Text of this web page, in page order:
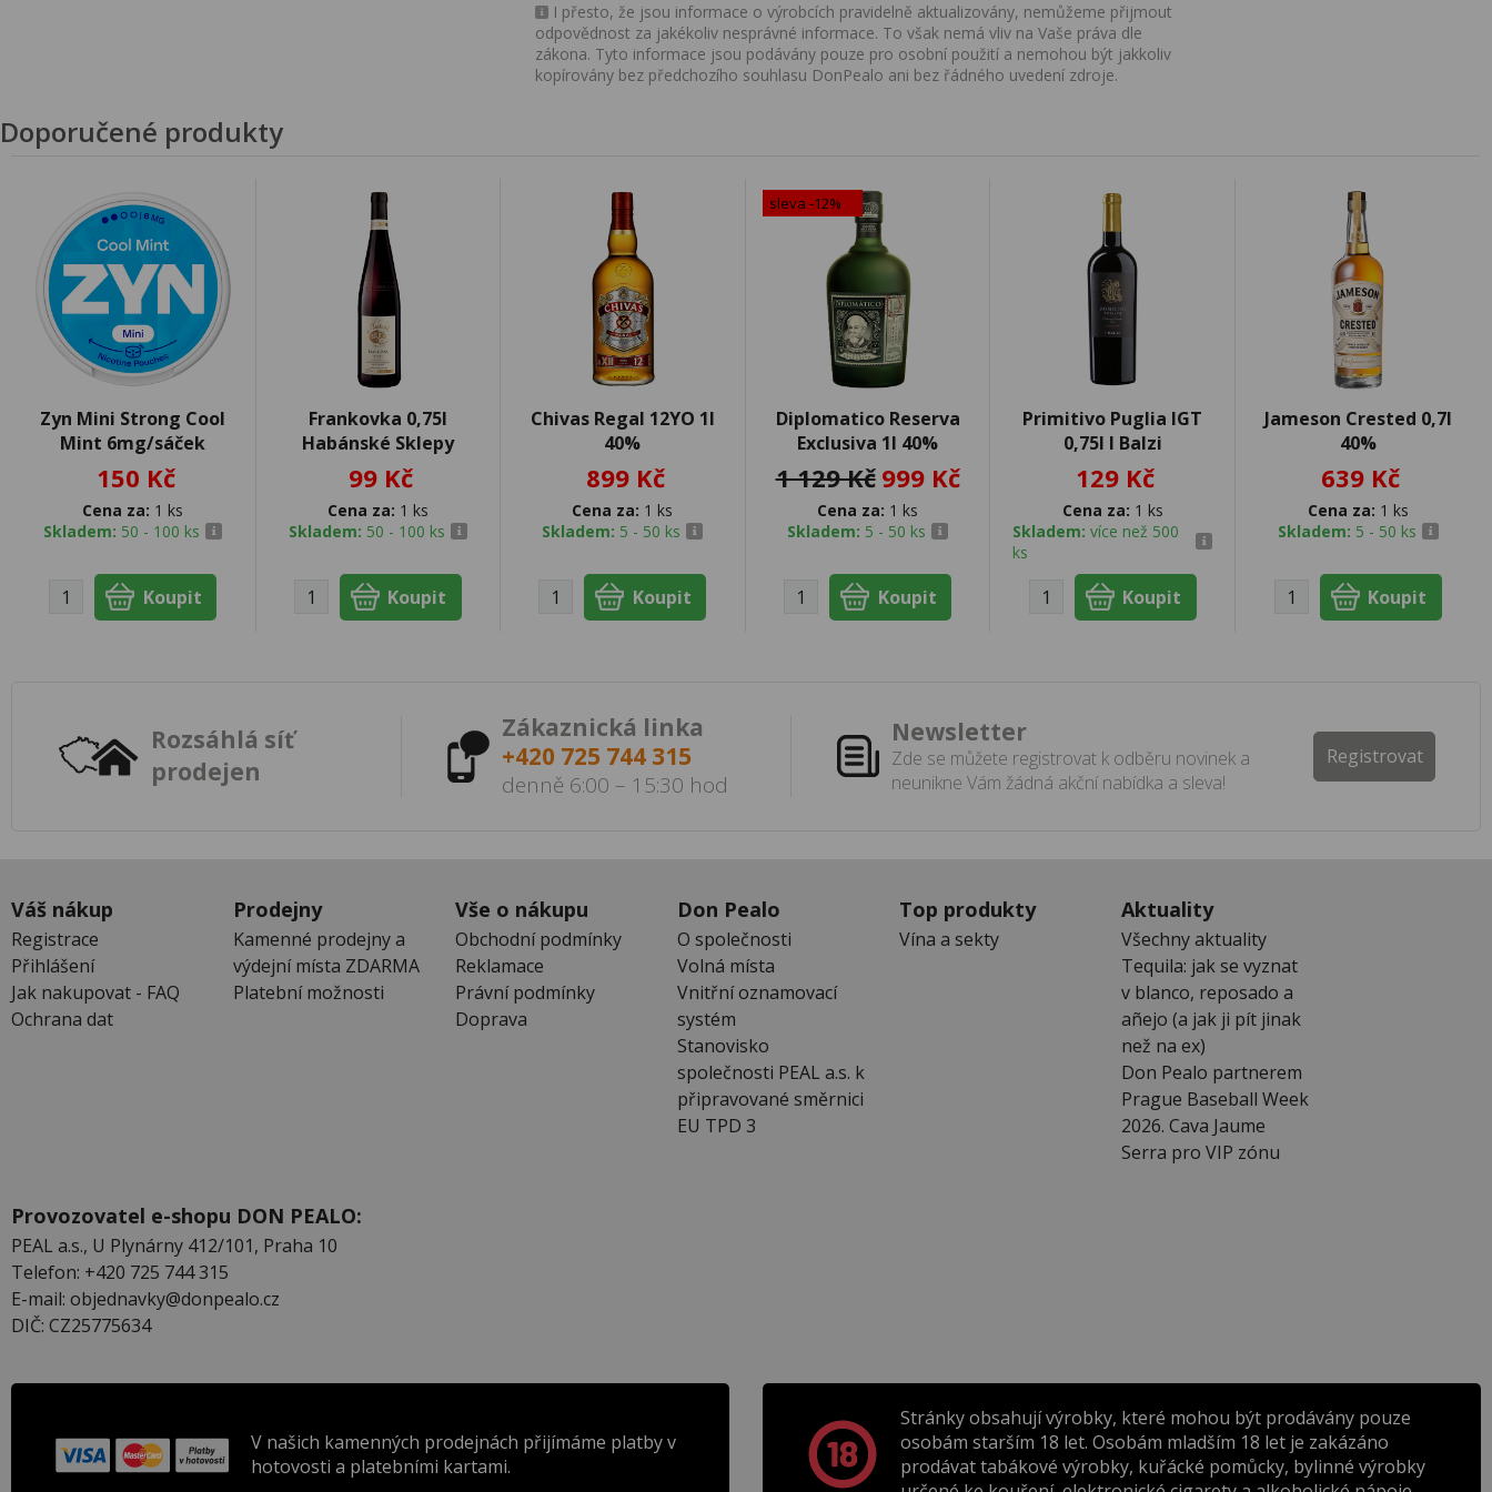
I přesto, že jsou informace o výrobcích pravidelně aktualizovány, nemůžeme přijmout
odpovědnost za jakékoliv nesprávné informace. To však nemá vliv na Vaše práva dle
zákona. Tyto informace jsou podávány pouze pro osobní použití a nemohou být jakkoliv
kopírovány bez předchozího souhlasu DonPealo ani bez řádného uvedení zdroje.
Doporučené produkty
Zyn Mini Strong Cool
Mint 6mg/sáček
150 Kč
Cena za: 1 ks
Skladem: 50 - 100 ks
Frankovka 0,75l
Habánské Sklepy
99 Kč
Cena za: 1 ks
Skladem: 50 - 100 ks
Chivas Regal 12YO 1l
40%
899 Kč
Cena za: 1 ks
Skladem: 5 - 50 ks
sleva -12%
Diplomatico Reserva
Exclusiva 1l 40%
1 129 Kč 999 Kč
Cena za: 1 ks
Skladem: 5 - 50 ks
Primitivo Puglia IGT
0,75l I Balzi
129 Kč
Cena za: 1 ks
Skladem:více než 500
ks
Jameson Crested 0,7l
40%
639 Kč
Cena za: 1 ks
Skladem: 5 - 50 ks
Rozsáhlá síť
prodejen
Zákaznická linka
+420 725 744 315
denně 6:00 – 15:30 hod
Newsletter
Zde se můžete registrovat k odběru novinek a
neunikne Vám žádná akční nabídka a sleva!
Registrovat
Váš nákup
Registrace
Přihlášení
Jak nakupovat - FAQ
Ochrana dat
Prodejny
Kamenné prodejny a
výdejní místa ZDARMA
Platební možnosti
Vše o nákupu
Obchodní podmínky
Reklamace
Právní podmínky
Doprava
Don Pealo
O společnosti
Volná místa
Vnitřní oznamovací
systém
Stanovisko
společnosti PEAL a.s. k
připravované směrnici
EU TPD 3
Top produkty
Vína a sekty
Aktuality
Všechny aktuality
Tequila: jak se vyznat
v blanco, reposado a
añejo (a jak ji pít jinak
než na ex)
Don Pealo partnerem
Prague Baseball Week
2026. Cava Jaume
Serra pro VIP zónu
Provozovatel e-shopu DON PEALO:
PEAL a.s., U Plynárny 412/101, Praha 10
Telefon: +420 725 744 315
E-mail: objednavky@donpealo.cz
DIČ: CZ25775634
V našich kamenných prodejnách přijímáme platby v
hotovosti a platebními kartami.
Stránky obsahují výrobky, které mohou být prodávány pouze
osobám starším 18 let. Osobám mladším 18 let je zakázáno
prodávat tabákové výrobky, kuřácké pomůcky, bylinné výrobky